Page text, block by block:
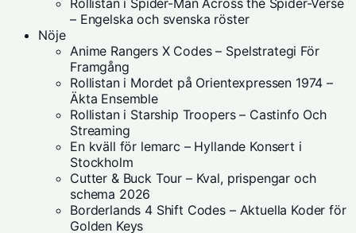
Rollistan i Spider-Man Across the Spider-Verse
– Engelska och svenska röster
Nöje
Anime Rangers X Codes – Spelstrategi För
Framgång
Rollistan i Mordet på Orientexpressen 1974 –
Äkta Ensemble
Rollistan i Starship Troopers – Castinfo Och
Streaming
En kväll för lemarc – Hyllande Konsert i
Stockholm
Cutter & Buck Tour – Kval, prispengar och
schema 2026
Borderlands 4 Shift Codes – Aktuella Koder för
Golden Keys